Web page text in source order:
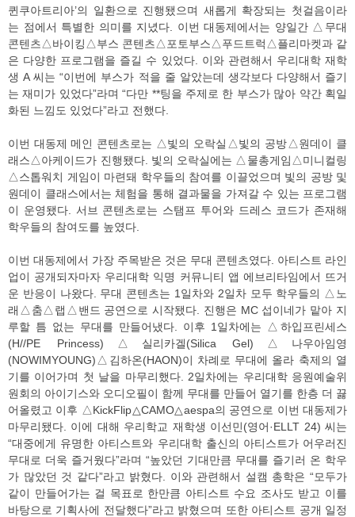
퀸쿠아트리아’의 일환으로 진행됐으며 새롭게 확장되는 첫걸음이라
는 점에서 특별한 의미를 지녔다. 이번 대동제에서는 양일간 △무대
콘텐츠△바이킹△부스 콘텐츠△포토부스△푸드트럭△플리마켓과 같
은 다양한 프로그램을 즐길 수 있었다. 이와 관련해서 우리대학 재학
생 A 씨는 “이번에 부스가 적을 줄 알았는데 생각보다 다양해서 즐기
는 재미가 있었다”라며 “다만 **팅을 주제로 한 부스가 많아 약간 획일
화된 느낌도 있었다”라고 전했다.
이번 대동제 메인 콘텐츠로는 △빛의 오락실△빛의 공방△원데이 클
래스△아케이드가 진행됐다. 빛의 오락실에는 △물총게임△미니컬링
△스톱워치 게임이 마련돼 학우들의 참여를 이끌었으며 빛의 공방 및
원데이 클래스에서는 체험을 통해 결과물을 가져갈 수 있는 프로그램
이 운영됐다. 서브 콘텐츠로는 스탬프 투어와 드레스 코드가 존재해
학우들의 참여도를 높였다.
이번 대동제에서 가장 주목받은 것은 무대 콘텐츠였다. 아티스트 라인
업이 공개되자마자 우리대학 익명 커뮤니티 앱 에브리타임에서 뜨거
운 반응이 나왔다. 무대 콘텐츠는 1일차와 2일차 모두 학우들의 △노
래△춤△랩△밴드 공연으로 시작됐다. 진행은 MC 섭이네가 맡아 지
루할 틈 없는 무대를 만들어냈다. 이후 1일차에는 △하입프린세스
(H//PE Princess)△실리카겔(Silica Gel)△나우아임영
(NOWIMYOUNG)△김하온(HAON)이 차례로 무대에 올라 축제의 열
기를 이어가며 첫 날을 마무리했다. 2일차에는 우리대학 응원예술위
원회의 아이기스와 오디오필이 함께 무대를 만들어 열기를 한층 더 끓
어올렸고 이후 △KickFlip△CAMO△aespa의 공연으로 이번 대동제가
마무리됐다. 이에 대해 우리학교 재학생 이선민(영어·ELLT 24) 씨는
“대중에게 유명한 아티스트와 우리대학 출신의 아티스트가 어우러진
무대로 더욱 즐거웠다”라며 “높았던 기대만큼 무대를 즐기러 온 학우
가 많았던 것 같다”라고 밝혔다. 이와 관련해서 설캠 총학은 “모두가
같이 만들어가는 걸 목표로 한만큼 아티스트 수요 조사도 받고 이를
바탕으로 기획사에 전달했다”라고 밝혔으며 또한 아티스트 공개 일정